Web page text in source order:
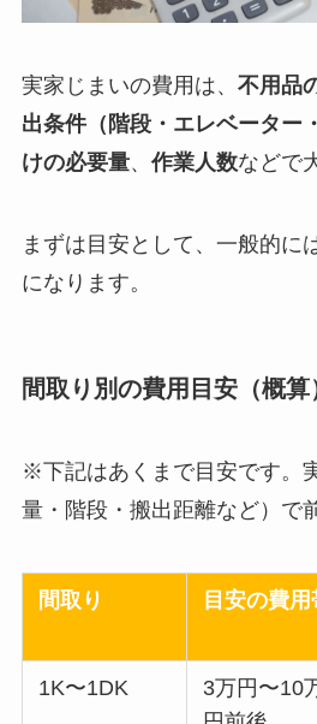
実家じまいの費用は、 不用品
出条件（階段・エレベーター
けの必要量、 作業人数などで
まずは目安として、一般的に
になります。
間取り別の費用目安（概算
※下記はあくまで目安です。
量・階段・搬出距離など）で
間取り 目安の費用
1K〜1DK
3万円〜10